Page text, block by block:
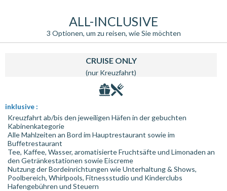
ALL-INCLUSIVE
3 Optionen, um zu reisen, wie Sie möchten
CRUISE ONLY
(nur Kreuzfahrt)
inklusive :
Kreuzfahrt ab/bis den jeweiligen Häfen in der gebuchten
Kabinenkategorie
Alle Mahlzeiten an Bord im Hauptrestaurant sowie im
Buffetrestaurant
Tee, Kaffee, Wasser, aromatisierte Fruchtsäfte und Limonaden an
den Getränkestationen sowie Eiscreme
Nutzung der Bordeinrichtungen wie Unterhaltung & Shows,
Poolbereich, Whirlpools, Fitnessstudio und Kinderclubs
Hafengebühren und Steuern